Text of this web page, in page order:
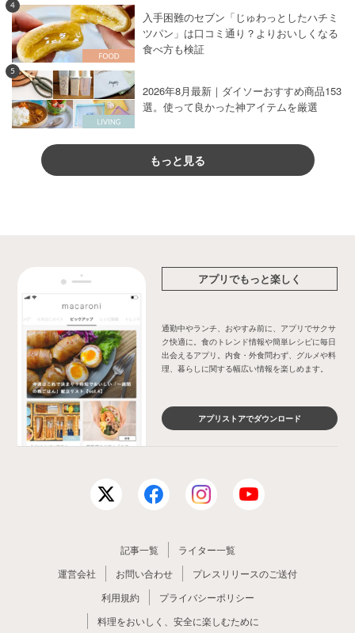
4
入手困難のセブン「じゅわっとしたハチミ
ツパン」は口コミ通り？よりおいしくなる
食べ方も検証
5
2026年8月最新｜ダイソーおすすめ商品153
選。使って良かった神アイテムを厳選
もっと見る
アプリでもっと楽しく
通勤中やランチ、おやすみ前に、アプリでサクサ
ク快適に。食のトレンド情報や簡単レシピに毎日
出会えるアプリ。内食・外食問わず、グルメや料
理、暮らしに関する幅広い情報を楽しめます。
アプリストアでダウンロード
記事一覧
ライター一覧
運営会社
お問い合わせ
プレスリリースのご送付
利用規約
プライバシーポリシー
料理をおいしく、安全に楽しむために